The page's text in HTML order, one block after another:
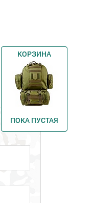
КОРЗИНА
ПОКА ПУСТАЯ